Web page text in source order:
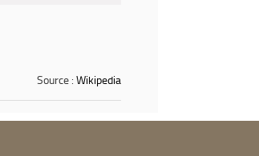
Source : Wikipedia